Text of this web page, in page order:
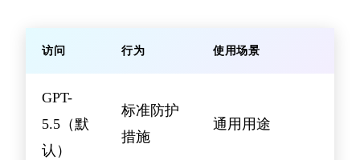
访问 行为 使用场景
GPT-
5.5（默
认）
标准防护
措施
通用用途